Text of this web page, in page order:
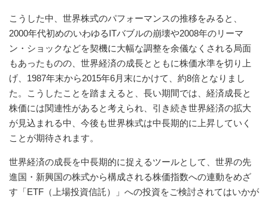
こうした中、世界株式のパフォーマンスの推移をみると、
2000年代初めのいわゆるITバブルの崩壊や2008年のリーマ
ン・ショックなどを契機に大幅な調整を余儀なくされる局面
もあったものの、世界経済の成長とともに株価水準を切り上
げ、1987年末から2015年6月末にかけて、約8倍となりまし
た。こうしたことを踏まえると、長い期間では、経済成長と
株価には関連性があると考えられ、引き続き世界経済の拡大
が見込まれる中、今後も世界株式は中長期的に上昇していく
ことが期待されます。
世界経済の成長を中長期的に捉えるツールとして、世界の先
進国・新興国の株式から構成される株価指数への連動をめざ
す「ETF（上場投資信託）」への投資をご検討されてはいかが